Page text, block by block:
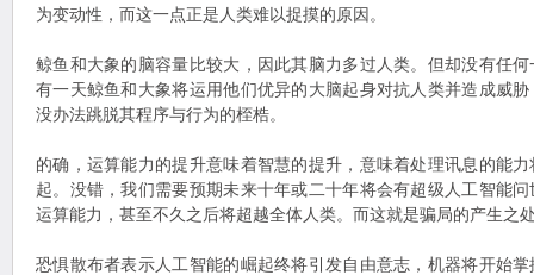
为变动性，而这一点正是人类难以捉摸的原因。
鲸鱼和大象的脑容量比较大，因此其脑力多过人类。但却没有任
有一天鲸鱼和大象将运用他们优异的大脑起身对抗人类并造成威
没办法跳脱其程序与行为的桎梏。
的确，运算能力的提升意味着智慧的提升，意味着处理讯息的能
起。没错，我们需要预期未来十年或二十年将会有超级人工智能
运算能力，甚至不久之后将超越全体人类。而这就是骗局的产生之
恐惧散布者表示人工智能的崛起终将引发自由意志，机器将开始